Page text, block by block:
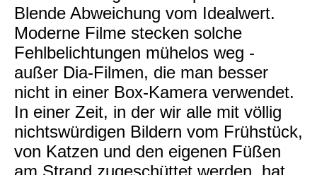
Blende Abweichung vom Idealwert.
Moderne Filme stecken solche
Fehlbelichtungen mühelos weg -
außer Dia-Filmen, die man besser
nicht in einer Box-Kamera verwendet.
In einer Zeit, in der wir alle mit völlig
nichtswürdigen Bildern vom Frühstück,
von Katzen und den eigenen Füßen
am Strand zugeschüttet werden, hat